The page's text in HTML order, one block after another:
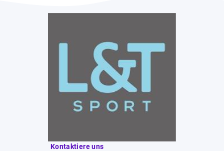
Kontaktiere uns